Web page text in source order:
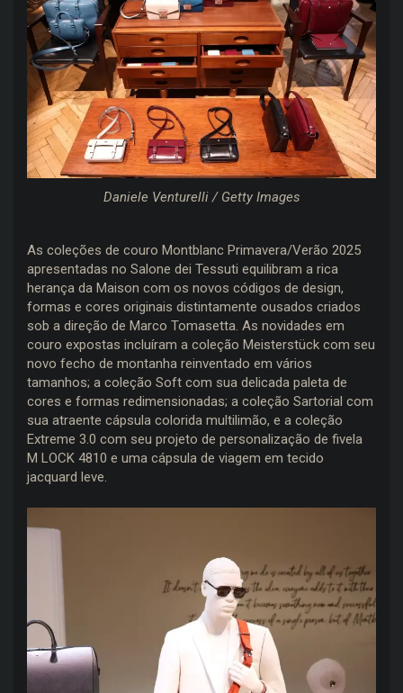
Daniele Venturelli / Getty Images
As coleções de couro Montblanc Primavera/Verão 2025
apresentadas no Salone dei Tessuti equilibram a rica
herança da Maison com os novos códigos de design,
formas e cores originais distintamente ousados ​​criados
sob a direção de Marco Tomasetta. As novidades em
couro expostas incluíram a coleção Meisterstück com seu
novo fecho de montanha reinventado em vários
tamanhos; a coleção Soft com sua delicada paleta de
cores e formas redimensionadas; a coleção Sartorial com
sua atraente cápsula colorida multilimão, e a coleção
Extreme 3.0 com seu projeto de personalização de fivela
M LOCK 4810 e uma cápsula de viagem em tecido
jacquard leve.